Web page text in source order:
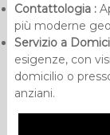
Contattologia :
più moderne
Servizio a
esigenze, con
domicilio o
anziani.